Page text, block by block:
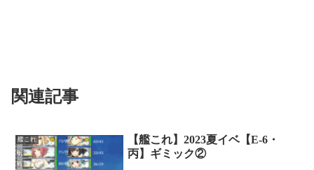
関連記事
艦これ
【艦これ】2023夏イベ【E-6・
丙】ギミック②